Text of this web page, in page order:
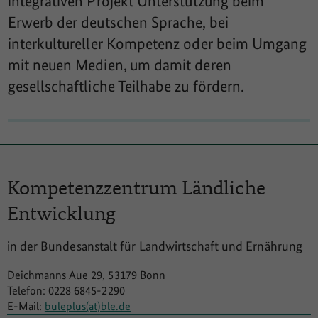
Erwerb der deutschen Sprache, bei
interkultureller Kompetenz oder beim Umgang
mit neuen Medien, um damit deren
gesellschaftliche Teilhabe zu fördern.
Kompetenzzentrum Ländliche
Entwicklung
in der Bundesanstalt für Landwirtschaft und Ernährung
Deichmanns Aue 29, 53179 Bonn
Telefon: 0228 6845-2290
E-Mail: buleplus(at)ble.de